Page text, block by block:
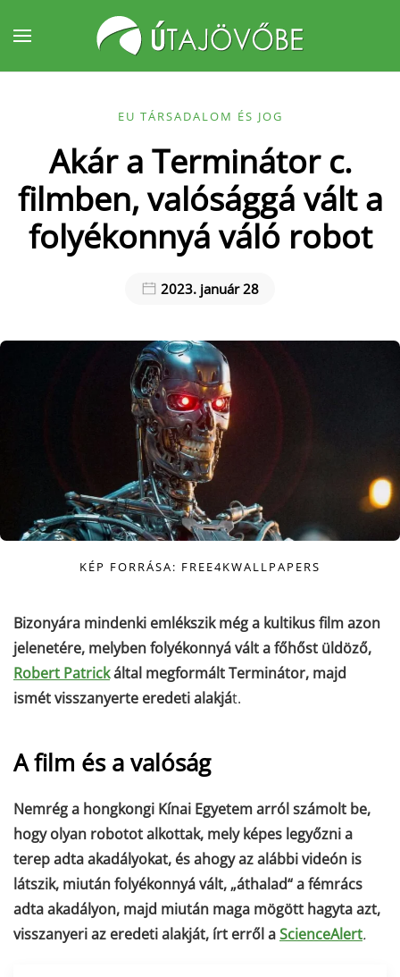
Fő tartalom átugrása
EU TÁRSADALOM ÉS JOG
Akár a Terminátor c.
filmben, valósággá vált a
folyékonnyá váló robot
2023. január 28
KÉP FORRÁSA: FREE4KWALLPAPERS
Bizonyára mindenki emlékszik még a kultikus film azon
jelenetére, melyben folyékonnyá vált a főhőst üldöző,
Robert Patrickáltal megformált Terminátor, majd
ismét visszanyerte eredeti alakját.
A film és a valóság
Nemrég a hongkongi Kínai Egyetem arról számolt be,
hogy olyan robotot alkottak, mely képes legyőzni a
terep adta akadályokat, és ahogy az alábbi videón is
látszik, miután folyékonnyá vált, „áthalad“ a fémrács
adta akadályon, majd miután maga mögött hagyta azt,
visszanyeri az eredeti alakját, írt erről aScienceAlert.